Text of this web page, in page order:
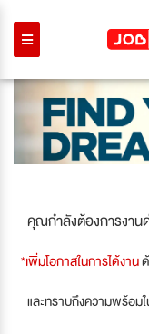
คุณกำลังต้องการงาน
*เพิ่มโอกาสในการได้งาน
และทราบถึงความพร้อม